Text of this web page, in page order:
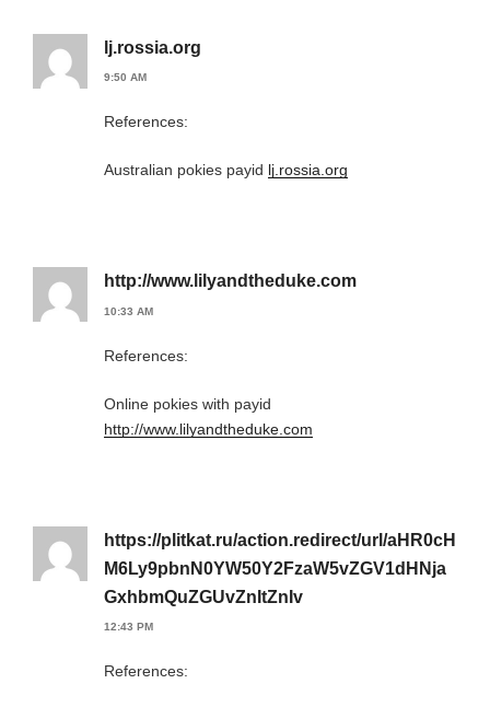
lj.rossia.org
9:50 AM
References:
Australian pokies payid lj.rossia.org
http://www.lilyandtheduke.com
10:33 AM
References:
Online pokies with payid
http://www.lilyandtheduke.com
https://plitkat.ru/action.redirect/url/aHR0cH
M6Ly9pbnN0YW50Y2FzaW5vZGV1dHNja
GxhbmQuZGUvZnItZnIv
12:43 PM
References: